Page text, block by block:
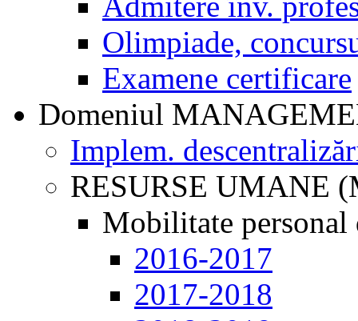
Olimpiade,
Examene certificare
Domeniul
Implem.
RESURSE UMANE
Mobilitate personal
2016-2017
2017-2018